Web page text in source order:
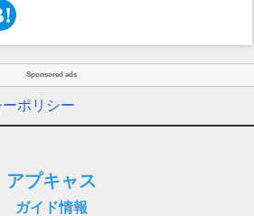
Sponsored ads
ポリシー
アプキャス
ガイド情報